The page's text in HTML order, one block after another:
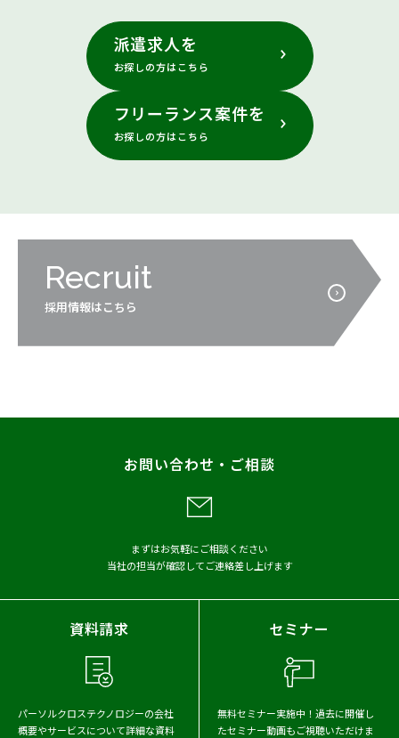
派遣求人を
お探しの方はこちら
フリーランス案件を
お探しの方はこちら
Recruit
採用情報はこちら
お問い合わせ・ご相談
まずはお気軽にご相談ください
当社の担当が確認してご連絡差し上げます
資料請求
パーソルクロステクノロジーの会社
概要やサービスについて詳細な資料
セミナー
無料セミナー実施中！ 過去に開催し
たセミナー動画もご視聴いただけま